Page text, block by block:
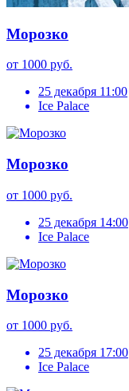
Морозко
от 1000 руб.
25 декабря 11:00
Ice Palace
Морозко
от 1000 руб.
25 декабря 14:00
Ice Palace
Морозко
от 1000 руб.
25 декабря 17:00
Ice Palace